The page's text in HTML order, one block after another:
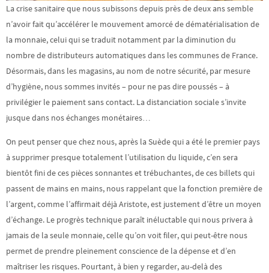
La crise sanitaire que nous subissons depuis près de deux ans semble
n’avoir fait qu’accélérer le mouvement amorcé de dématérialisation de
la monnaie, celui qui se traduit notamment par la diminution du
nombre de distributeurs automatiques dans les communes de France.
Désormais, dans les magasins, au nom de notre sécurité, par mesure
d’hygiène, nous sommes invités – pour ne pas dire poussés – à
privilégier le paiement sans contact. La distanciation sociale s’invite
jusque dans nos échanges monétaires…
On peut penser que chez nous, après la Suède qui a été le premier pays
à supprimer presque totalement l’utilisation du liquide, c’en sera
bientôt fini de ces pièces sonnantes et trébuchantes, de ces billets qui
passent de mains en mains, nous rappelant que la fonction première de
l’argent, comme l’affirmait déjà Aristote, est justement d’être un moyen
d’échange. Le progrès technique paraît inéluctable qui nous privera à
jamais de la seule monnaie, celle qu’on voit filer, qui peut-être nous
permet de prendre pleinement conscience de la dépense et d’en
maîtriser les risques. Pourtant, à bien y regarder, au-delà des